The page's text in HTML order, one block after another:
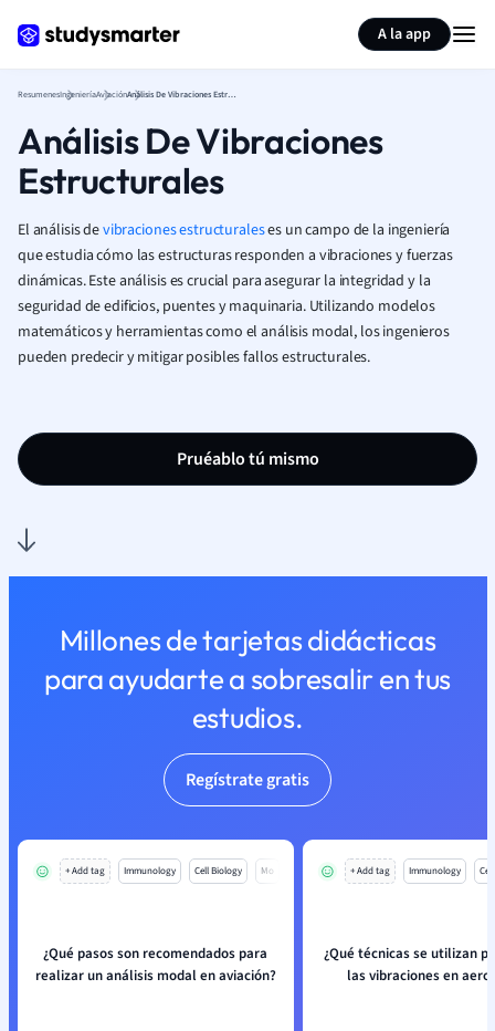
A la app
ResumenesIngenieríaAviación Análisis De Vibraciones Estructurales
Análisis De Vibraciones
Estructurales
El análisis devibraciones estructuraleses un campo de la ingeniería
que estudia cómo las estructuras responden a vibraciones y fuerzas
dinámicas. Este análisis es crucial para asegurar la integridad y la
seguridad de edificios, puentes y maquinaria. Utilizando modelos
matemáticos y herramientas como el análisis modal, los ingenieros
pueden predecir y mitigar posibles fallos estructurales.
Pruéablo tú mismo
Millones de tarjetas didácticas
para ayudarte a sobresalir en tus
estudios.
Regístrate gratis
+ Add tag Immunology Cell Biology Mo
¿Qué pasos son recomendados para
realizar un análisis modal en aviación?
+ Add tag Immunology
¿Qué técnicas se utilizan
las vibraciones en
Resumir página